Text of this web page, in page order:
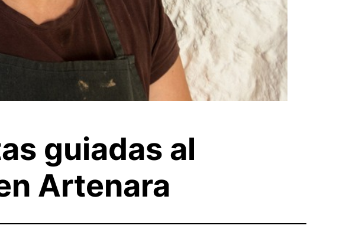
guiadas al
Artenara